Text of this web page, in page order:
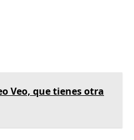
Veo, que tienes otra